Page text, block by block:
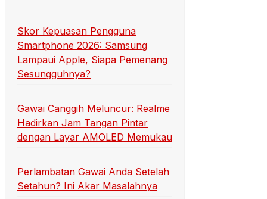
Skor Kepuasan Pengguna
Smartphone 2026: Samsung
Lampaui Apple, Siapa Pemenang
Sesungguhnya?
Gawai Canggih Meluncur: Realme
Hadirkan Jam Tangan Pintar
dengan Layar AMOLED Memukau
Perlambatan Gawai Anda Setelah
Setahun? Ini Akar Masalahnya